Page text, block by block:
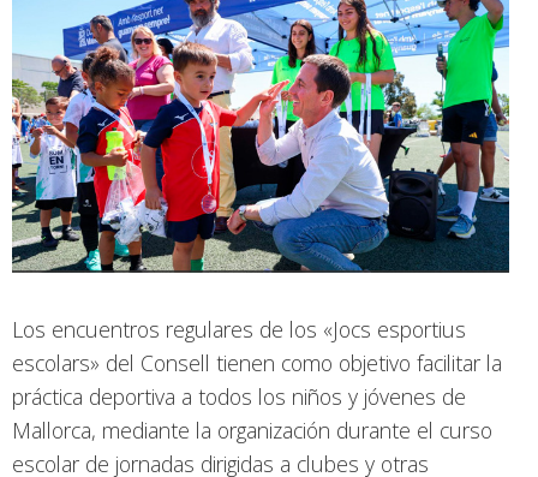
Los encuentros regulares de los «Jocs esportius
escolars» del Consell tienen como objetivo facilitar la
práctica deportiva a todos los niños y jóvenes de
Mallorca, mediante la organización durante el curso
escolar de jornadas dirigidas a clubes y otras